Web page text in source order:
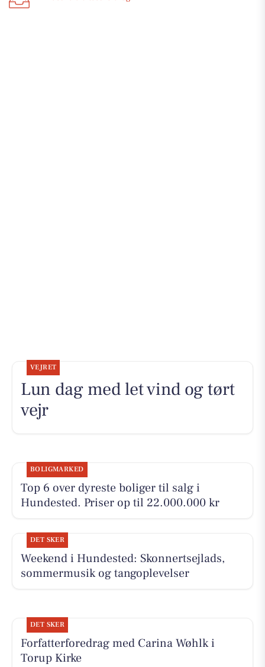
VEJRET
Lun dag med let vind og tørt
vejr
BOLIGMARKED
Top 6 over dyreste boliger til salg i
Hundested. Priser op til 22.000.000 kr
DET SKER
Weekend i Hundested: Skonnertsejlads,
sommermusik og tangoplevelser
DET SKER
Forfatterforedrag med Carina Wøhlk i
Torup Kirke